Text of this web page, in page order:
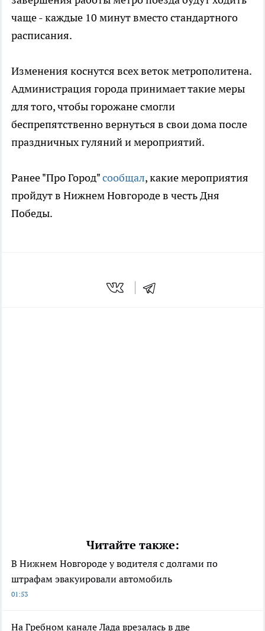
чаще - каждые 10 минут вместо стандартного
расписания.
Изменения коснутся всех веток метрополитена.
Администрация города принимает такие меры
для того, чтобы горожане смогли
беспрепятственно вернуться в свои дома после
праздничных гуляний и мероприятий.
Ранее "Про Город"сообщал, какие мероприятия
пройдут в Нижнем Новгороде в честь Дня
Победы.
Читайте также:
В Нижнем Новгороде у водителя с долгами по
штрафам эвакуировали автомобиль
01:53
На Гребном канале Лада врезалась в две